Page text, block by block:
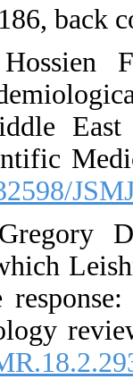
xii-
2.
and
[
3. Olivier
host